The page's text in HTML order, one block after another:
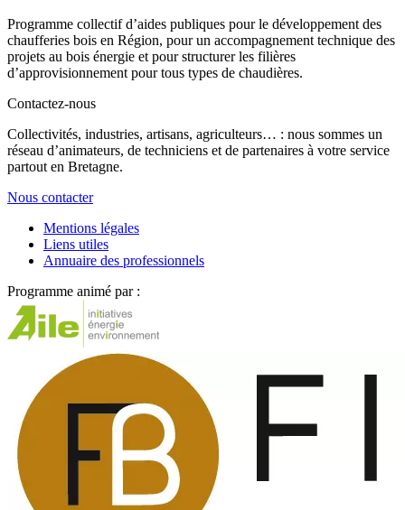
Programme collectif d’aides publiques pour le développement des
chaufferies bois en Région, pour un accompagnement technique des
projets au bois énergie et pour structurer les filières
d’approvisionnement pour tous types de chaudières.
Contactez-nous
Collectivités, industries, artisans, agriculteurs… : nous sommes un
réseau d’animateurs, de techniciens et de partenaires à votre service
partout en Bretagne.
Nous contacter
Mentions légales
Liens utiles
Annuaire des professionnels
Programme animé par :